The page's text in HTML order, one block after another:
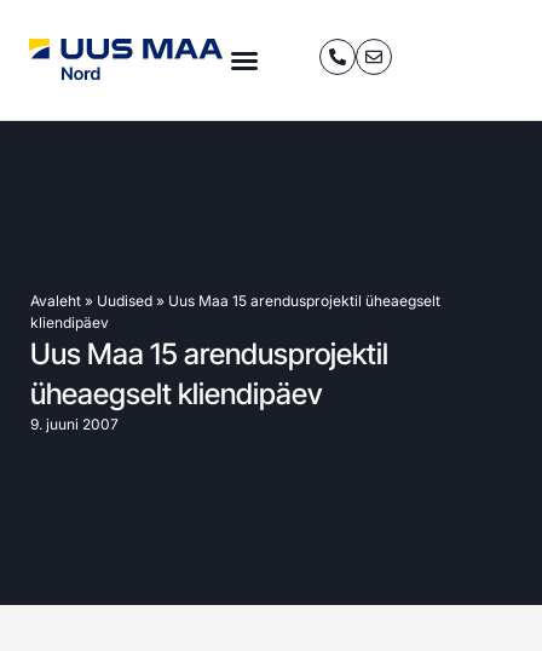
Avaleht » Uudised » Uus Maa 15 arendusprojektil üheaegselt
kliendipäev
Uus Maa 15 arendusprojektil
üheaegselt kliendipäev
9. juuni 2007